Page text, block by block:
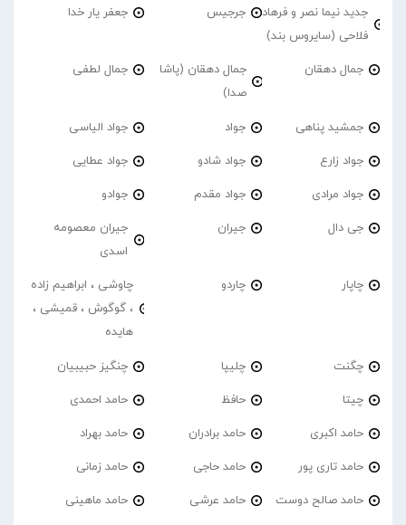
جدید نیما نصر و فرهاد
فلاحی (سایروس بند)
جرجیس جعفر یار خدا
جمال دهقان
جمال دهقان (پاشا
صدا)
جمال لطفی
جمشید پناهی جواد جواد الیاسی
جواد زارع جواد شادو جواد عطایی
جواد مرادی جواد مقدم جوادو
جی دال جیران
جیران معصومه
اسدی
چاپار چاردو
چاوشی ، ابراهیم زاده
، گوگوش ، قمیشی ،
هایده
چگنت چلیپا چنگیز حبیبیان
چیتا حافظ حامد احمدی
حامد اکبری حامد برادران حامد بهراد
حامد تاری پور حامد حاجی حامد زمانی
حامد صالح دوست حامد عرشی حامد ماهینی